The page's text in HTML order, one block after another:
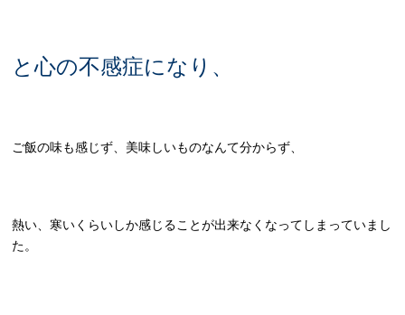
と心の不感症になり、
ご飯の味も感じず、美味しいものなんて分からず、
熱い、寒いくらいしか感じることが出来なくなってしまっていまし
た。